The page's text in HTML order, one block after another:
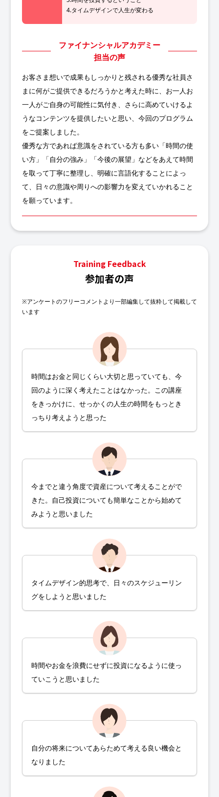
4.タイムデザインで人生が変わる
ファイナンシャルアカデミー
担当の声
お客さま想いで成果もしっかりと残される優秀な社員さ
まに何がご提供できるだろうかと考えた時に、お一人お
一人がご自身の可能性に気付き、さらに高めていけるよ
うなコンテンツを提供したいと思い、今回のプログラム
をご提案しました。
優秀な方であれば意識をされている方も多い「時間の使
い方」「自分の強み」「今後の展望」などをあえて時間
を取って丁寧に整理し、明確に言語化することによっ
て、日々の意識や周りへの影響力を変えていかれること
を願っています。
Training Feedback
参加者の声
※アンケートのフリーコメントより一部編集して抜粋して掲載して
います
時間はお金と同じくらい大切と思っていても、今
回のように深く考えたことはなかった。この講座
をきっかけに、せっかくの人生の時間をもっとき
っちり考えようと思った
今までと違う角度で資産について考えることがで
きた。自己投資についても簡単なことから始めて
みようと思いました
タイムデザイン的思考で、日々のスケジューリン
グをしようと思いました
時間やお金を浪費にせずに投資になるように使っ
ていこうと思いました
自分の将来についてあらためて考える良い機会と
なりました